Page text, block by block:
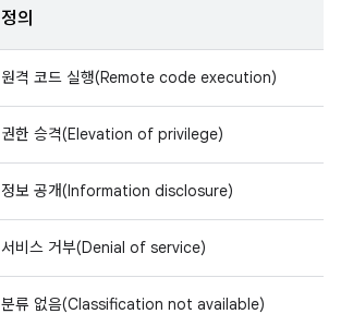
정의
원격 코드 실행(Remote code execution)
권한 승격(Elevation of privilege)
정보 공개(Information disclosure)
서비스 거부(Denial of service)
분류 없음(Classification not available)